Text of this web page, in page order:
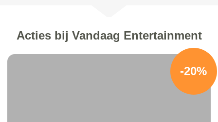
Acties bij Vandaag Entertainment
-20%